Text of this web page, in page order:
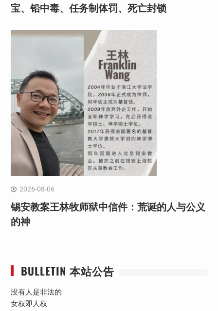
宝、铅中毒、任务制体罚、死亡封锁
2026-08-06
锡安教案王林牧师狱中信件：荒诞的人与公义
的神
BULLETIN 本站公告
没有人是非法的
女权即人权